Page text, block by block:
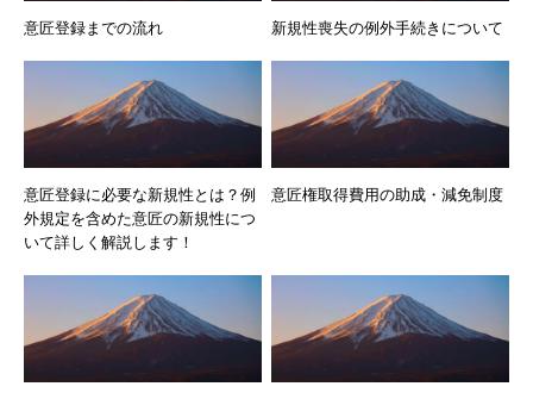
意匠登録までの流れ 新規性喪失の例外手続きについて
意匠登録に必要な新規性とは？例
外規定を含めた意匠の新規性につ
いて詳しく解説します！
意匠権取得費用の助成・減免制度